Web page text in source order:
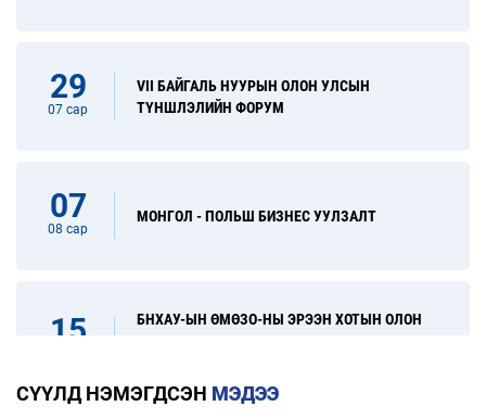
29
07 сар
VII БАЙГАЛЬ НУУРЫН ОЛОН УЛСЫН
ТҮНШЛЭЛИЙН ФОРУМ
07
08 сар
МОНГОЛ - ПОЛЬШ БИЗНЕС УУЛЗАЛТ
15
БНХАУ-ЫН ӨМӨЗО-НЫ ЭРЭЭН ХОТЫН ОЛОН
СҮҮЛД НЭМЭГДСЭН МЭДЭЭ